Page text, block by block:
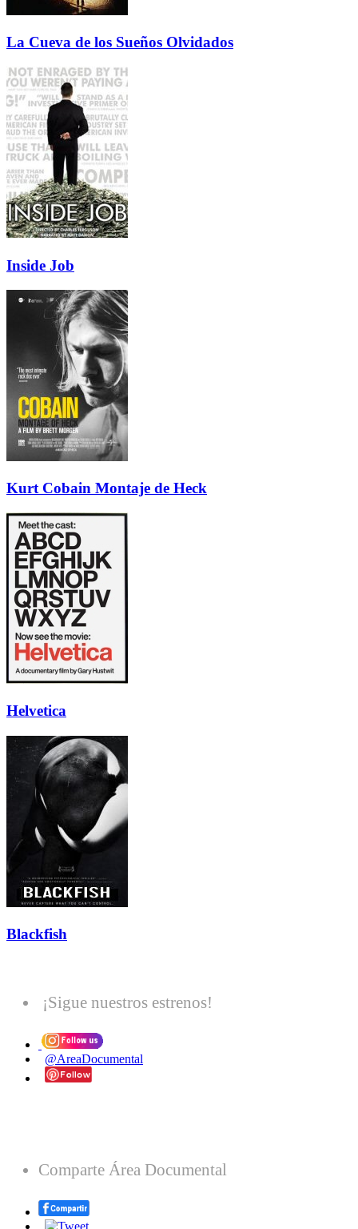
La Cueva de los Sueños Olvidados
Inside Job
Kurt Cobain Montaje de Heck
Helvetica
Blackfish
¡Sigue nuestros estrenos!
@AreaDocumental
Comparte Área Documental